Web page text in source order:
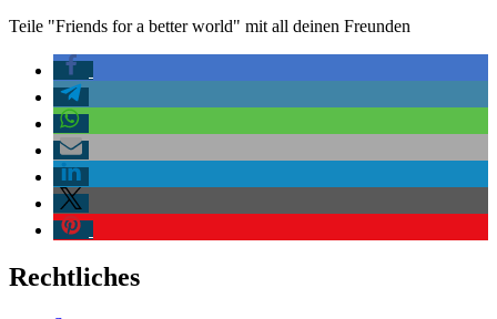
Teile "Friends for a better world" mit all deinen Freunden
Rechtliches